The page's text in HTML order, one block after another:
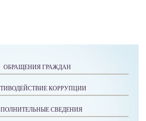
ОБРАЩЕНИЯ ГРАЖДАН
КОРРУПЦИИ
СВЕДЕНИЯ